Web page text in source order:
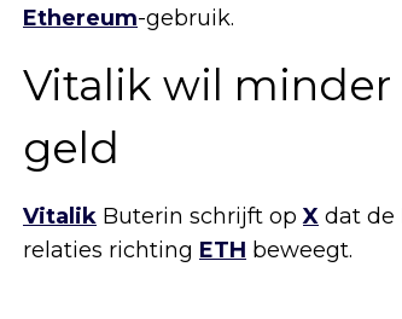
Ethereum-gebruik.
Vitalik wil minder
geld
Vitalik Buterin schrijft opX dat de
relaties richting ETH beweegt.